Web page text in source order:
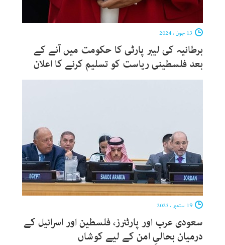
برطانیہ کی لیبر پارٹی کا حکومت میں آنے کے
بعد فلسطینی ریاست کو تسلیم کرنے کا اعلان
سعودی عرب اور پارٹنرز، فلسطین اور اسرائیل کے
درمیان بحالیِ امن کے لیے کوشاں